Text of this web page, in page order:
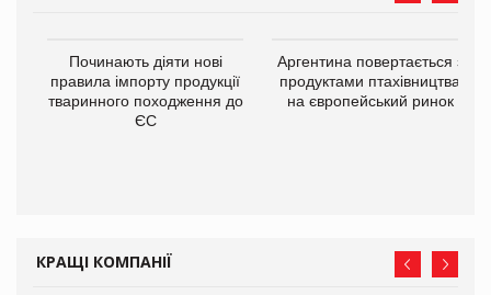
Починають діяти нові
правила імпорту продукції
тваринного походження до
ЄС
Аргентина повертається з
продуктами птахівництва
на європейський ринок
КРАЩІ КОМПАНІЇ